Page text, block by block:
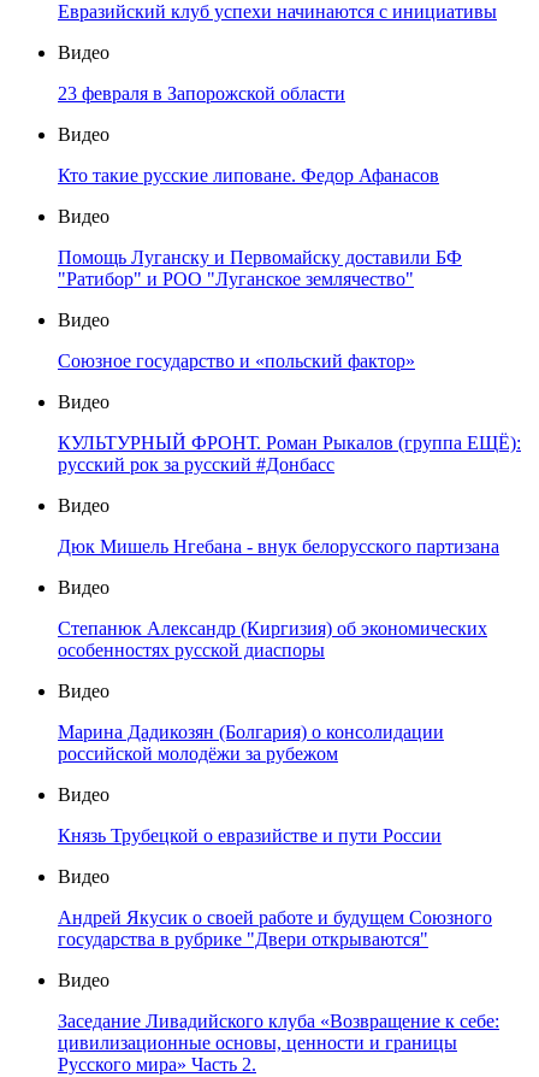
Евразийский клуб успехи начинаются с инициативы
Видео
23 февраля в Запорожской области
Видео
Кто такие русские липоване. Федор Афанасов
Видео
Помощь Луганску и Первомайску доставили БФ
"Ратибор" и РОО "Луганское землячество"
Видео
Союзное государство и «польский фактор»
Видео
КУЛЬТУРНЫЙ ФРОНТ. Роман Рыкалов (группа ЕЩЁ):
русский рок за русский #Донбасс
Видео
Дюк Мишель Нгебана - внук белорусского партизана
Видео
Степанюк Александр (Киргизия) об экономических
особенностях русской диаспоры
Видео
Марина Дадикозян (Болгария) о консолидации
российской молодёжи за рубежом
Видео
Князь Трубецкой о евразийстве и пути России
Видео
Андрей Якусик о своей работе и будущем Союзного
государства в рубрике "Двери открываются"
Видео
Заседание Ливадийского клуба «Возвращение к себе:
цивилизационные основы, ценности и границы
Русского мира» Часть 2.